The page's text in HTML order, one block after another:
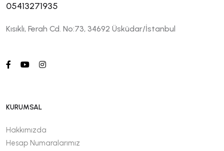
05413271935
Kısıklı, Ferah Cd. No:73, 34692 Üsküdar/İstanbul
KURUMSAL
Hakkımızda
Hesap Numaralarımız